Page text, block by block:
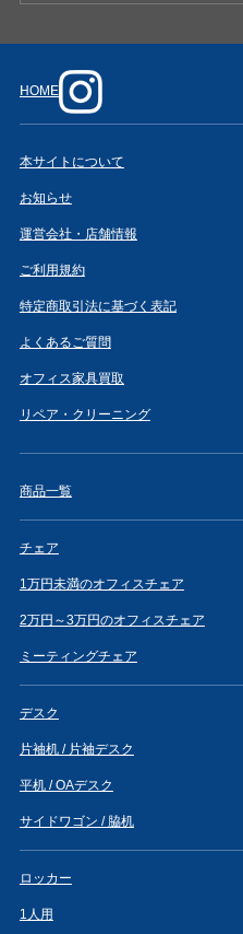
HOME
本サイトについて
お知らせ
運営会社・店舗情報
ご利用規約
特定商取引法に基づく表記
よくあるご質問
オフィス家具買取
リペア・クリーニング
商品一覧
チェア
1万円未満のオフィスチェア
2万円～3万円のオフィスチェア
ミーティングチェア
デスク
片袖机 / 片袖デスク
平机 / OAデスク
サイドワゴン / 脇机
ロッカー
1人用